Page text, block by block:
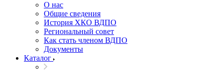
О нас
Общие сведения
История ХКО ВДПО
Региональный совет
Как стать членом ВДПО
Документы
Каталог